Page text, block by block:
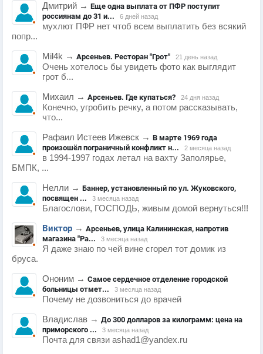
Дмитрий → Еще одна выплата от ПФР поступит
россиянам до 31 и...
6 дней назад
мухлют ПФР нет чтоб всем выплатить без всякий
попр...
Mil4k → Арсеньев. Ресторан "Грот" 21 день назад
Очень хотелось бы увидеть фото как выглядит
грот б...
Михаил → Арсеньев. Где купаться? 24 дня назад
Конечно, угробить речку, а потом рассказывать,
что...
Рафаил Истеев Ижевск → В марте 1969 года
произошёл пограничный конфликт н...
2 месяца назад
в 1994-1997 годах летал на вахту Заполярье,
БМПК, ...
Нелли → Баннер, установленный по ул. Жуковского,
посвящен ...
3 месяца назад
Благослови, ГОСПОДЬ, живым домой вернуться!!!
Виктор → Арсеньев, улица Калининская, напротив
магазина "Ра...
3 месяца назад
Я даже знаю по чей вине сгорел тот домик из
бруса.
Ононим → Самое сердечное отделение городской
больницы отмет...
3 месяца назад
Почему не дозвониться до врачей
Владислав → До 300 долларов за килограмм: цена на
приморского ...
3 месяца назад
Почта для связи ashad1@yandex.ru